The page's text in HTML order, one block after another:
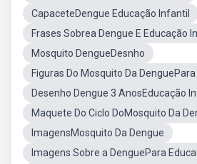
CapaceteDengue Educação Infantil
Frases Sobrea Dengue E Educação
Mosquito DengueDesnho
Figuras Do Mosquito Da
Desenho Dengue 3 AnosEducação
Maquete Do Ciclo DoMosquito Da
ImagensMosquito Da Dengue
Imagens Sobre a DenguePara